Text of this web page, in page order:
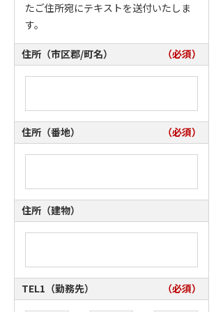
たご住所宛にテキストを送付いたしま
す。
住所（市区郡/町名） （必須）
住所（番地） （必須）
住所（建物）
TEL1（勤務先） （必須）